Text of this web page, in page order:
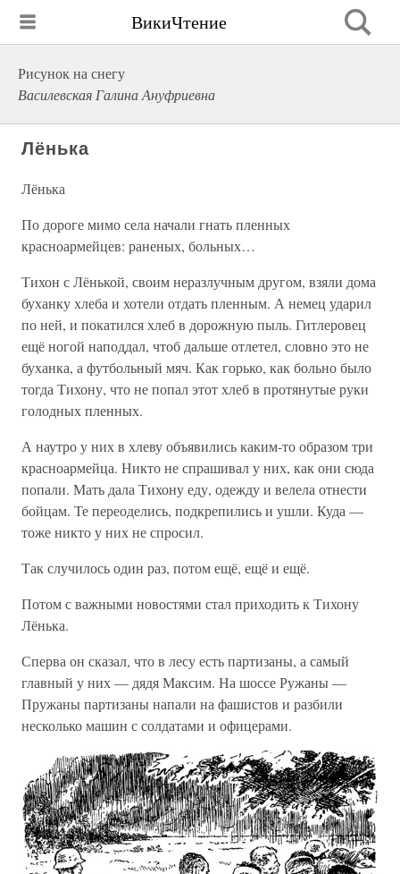
ВикиЧтение
Рисунок на снегу
Василевская Галина Ануфриевна
Лёнька
Лёнька
По дороге мимо села начали гнать пленных
красноармейцев: раненых, больных…
Тихон с Лёнькой, своим неразлучным другом, взяли дома
буханку хлеба и хотели отдать пленным. А немец ударил
по ней, и покатился хлеб в дорожную пыль. Гитлеровец
ещё ногой наподдал, чтоб дальше отлетел, словно это не
буханка, а футбольный мяч. Как горько, как больно было
тогда Тихону, что не попал этот хлеб в протянутые руки
голодных пленных.
А наутро у них в хлеву объявились каким-то образом три
красноармейца. Никто не спрашивал у них, как они сюда
попали. Мать дала Тихону еду, одежду и велела отнести
бойцам. Те переоделись, подкрепились и ушли. Куда —
тоже никто у них не спросил.
Так случилось один раз, потом ещё, ещё и ещё.
Потом с важными новостями стал приходить к Тихону
Лёнька.
Сперва он сказал, что в лесу есть партизаны, а самый
главный у них — дядя Максим. На шоссе Ружаны —
Пружаны партизаны напали на фашистов и разбили
несколько машин с солдатами и офицерами.